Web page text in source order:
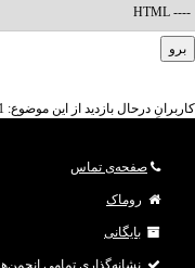
کاربرانِ درحال بازدید از این موضوع: 1 مهمان
صفحه‌ی تماس
روماک
بایگانی
نشانه‌گذاری تمامی